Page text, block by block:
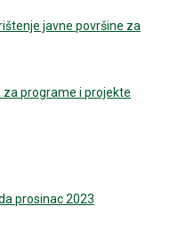
javne površine za
za programe i projekte
prosinac 2023